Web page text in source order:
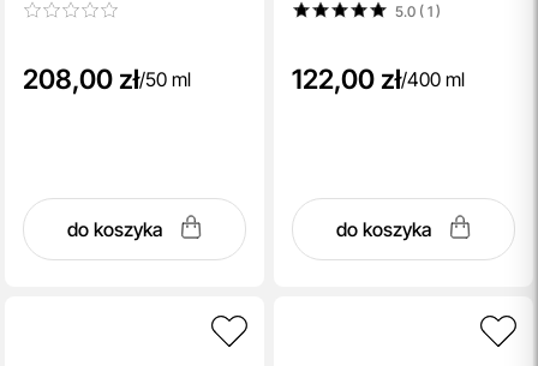
208,00 zł/50 ml
do koszyka
5.0 ( 1)
122,00 zł/400 ml
do koszyka